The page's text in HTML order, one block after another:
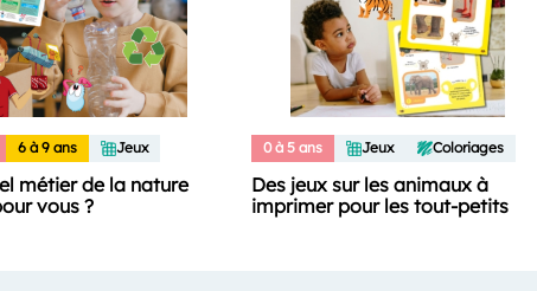
6 à 9 ans Jeux
métier de la nature
vous ?
0 à 5 ans Jeux Coloriages
Des jeux sur les animaux à
imprimer pour les tout-petits